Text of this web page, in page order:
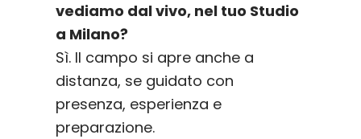
vediamo dal vivo, nel tuo Studio
a Milano?
Sì. Il campo si apre anche a
distanza, se guidato con
presenza, esperienza e
preparazione.